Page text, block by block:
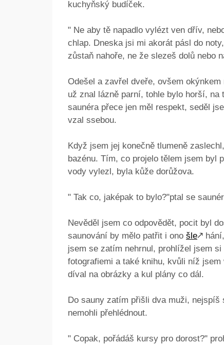
kuchyňský budíček.
" Ne aby tě napadlo vylézt ven dřív,
chlap. Dneska jsi mi akorát pásl do
zůstaň nahoře, ne že slezeš dolů nebo
Odešel a zavřel dveře, ovšem
už znal lázně parní, tohle bylo horší, na
saunéra přece jen měl respekt, seděl
vzal ssebou.
Když jsem jej konečně tlumeně
bazénu. Tím, co projelo tělem jsem byl
vody vylezl, byla kůže dorůžova.
" Tak co, jaképak to bylo?"ptal se
Nevěděl jsem co odpovědět, pocit byl
saunování by mělo patřit i ono šle🡕
jsem se zatím nehrnul, prohlížel jsem
fotografiemi a také knihu, kvůli níž
díval na obrázky a kul plány co dál.
Do sauny zatím přišli dva muži,
nemohli přehlédnout.
" Copak, pořádáš kursy pro dorost?"